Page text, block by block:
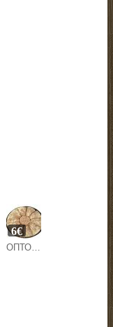
ОПТОВАЯ ТОРГОВЛЯ ХАЛВОЙ
6€